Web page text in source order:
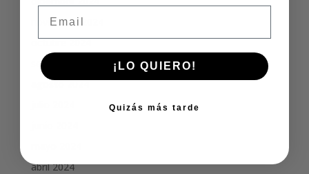
noviembre 2024
octubre 2024
septiembre 2024
agosto 2024
abril 2024
¡LO QUIERO!
Quizás más tarde